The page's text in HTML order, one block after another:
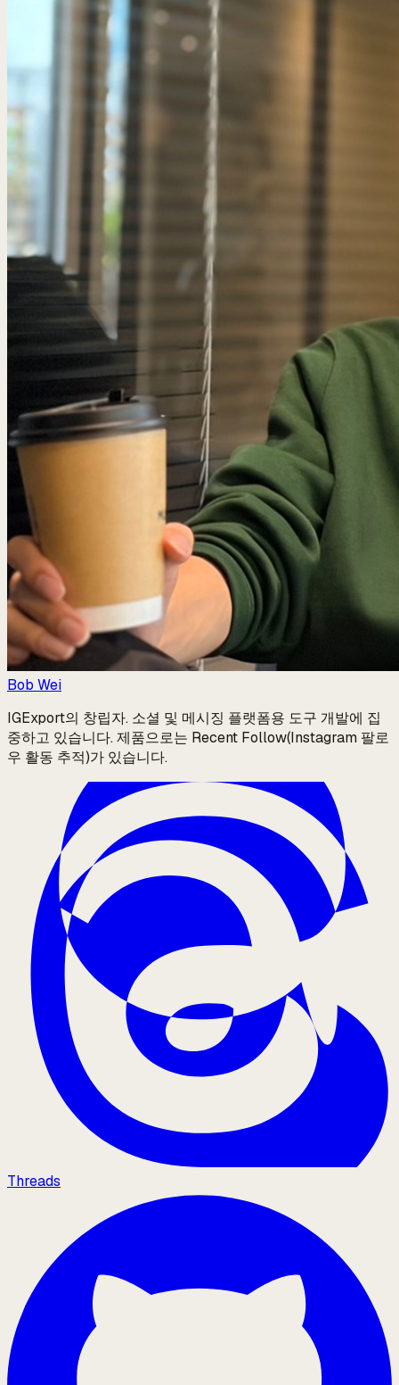
Bob Wei
IGExport의 창립자. 소셜 및 메시징 플랫폼용 도구 개발에 집
중하고 있습니다. 제품으로는 Recent Follow(Instagram 팔로
우 활동 추적)가 있습니다.
Threads